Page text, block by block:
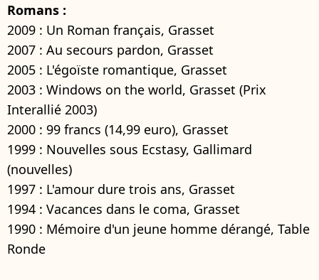
Romans :
2009 : Un Roman français, Grasset
2007 : Au secours pardon, Grasset
2005 : L'égoïste romantique, Grasset
2003 : Windows on the world, Grasset (Prix
Interallié 2003)
2000 : 99 francs (14,99 euro), Grasset
1999 : Nouvelles sous Ecstasy, Gallimard
(nouvelles)
1997 : L'amour dure trois ans, Grasset
1994 : Vacances dans le coma, Grasset
1990 : Mémoire d'un jeune homme dérangé, Table
Ronde